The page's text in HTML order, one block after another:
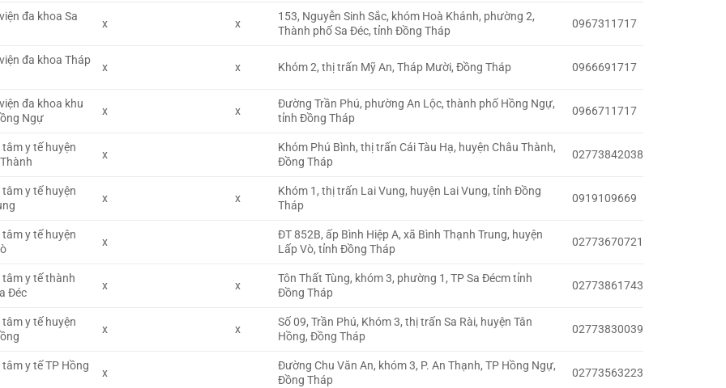
đa khoa Sa
x x
153, Nguyễn Sinh Sắc, khóm Hoà Khánh, phường 2,
Thành phố Sa Đéc, tỉnh Đồng Tháp
0967311717
đa khoa Tháp
x x Khóm 2, thị trấn Mỹ An, Tháp Mười, Đồng Tháp 0966691717
đa khoa khu
Ngự
x x
Đường Trần Phú, phường An Lộc, thành phố Hồng Ngự,
tỉnh Đồng Tháp
0966711717
tâm y tế huyện
x
Khóm Phú Bình, thị trấn Cái Tàu Hạ, huyện Châu Thành,
Đồng Tháp
02773842038
tâm y tế huyện
x x
Khóm 1, thị trấn Lai Vung, huyện Lai Vung, tỉnh Đồng
Tháp
0919109669
tâm y tế huyện
x
ĐT 852B, ấp Bình Hiệp A, xã Bình Thạnh Trung, huyện
Lấp Vò, tỉnh Đồng Tháp
02773670721
tâm y tế thành
Đéc
x x
Tôn Thất Tùng, khóm 3, phường 1, TP Sa Đécm tỉnh
Đồng Tháp
02773861743
tâm y tế huyện
x x
Số 09, Trần Phú, Khóm 3, thị trấn Sa Rài, huyện Tân
Hồng, Đồng Tháp
02773830039
tâm y tế TP Hồng
x
Đường Chu Văn An, khóm 3, P. An Thạnh, TP Hồng Ngự,
Đồng Tháp
02773563223